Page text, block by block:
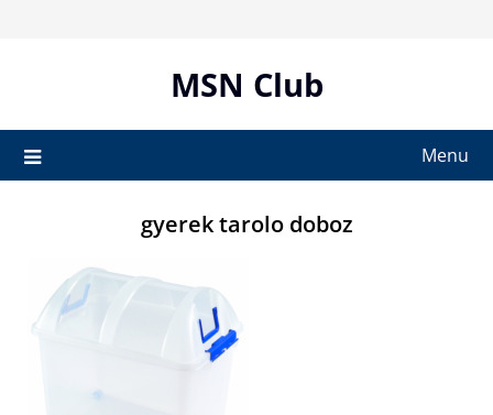
MSN Club
Menu
gyerek tarolo doboz